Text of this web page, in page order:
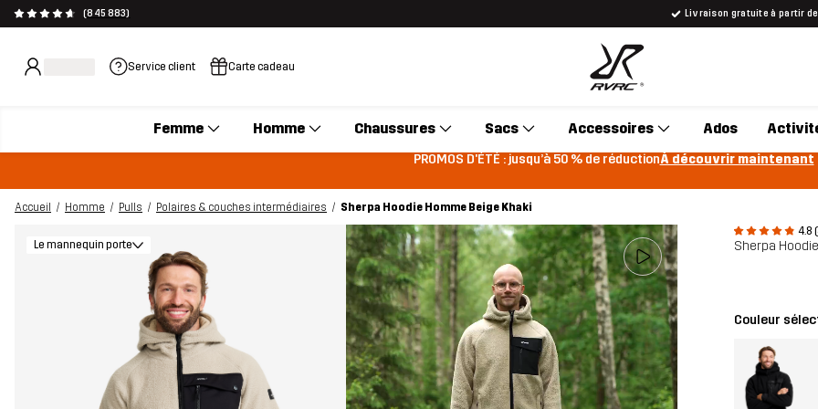
(845 883) Livraison gratuite à partir de
Service client Carte cadeau
Femme Homme Chaussures Sacs Accessoires Ados
PROMOS D'ÉTÉ : jusqu’à 50 % de réductionÀ découvrir maintenant
Accueil Homme Pulls Polaires & couches intermédiaires
Sherpa Hoodie Homme Beige Khaki
4.8
Sherpa
Le mannequin porte
Couleur